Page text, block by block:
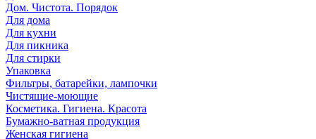
Дом. Чистота. Порядок
Для дома
Для кухни
Для пикника
Для стирки
Упаковка
Фильтры, батарейки, лампочки
Чистящие-моющие
Косметика. Гигиена. Красота
Бумажно-ватная продукция
Женская гигиена